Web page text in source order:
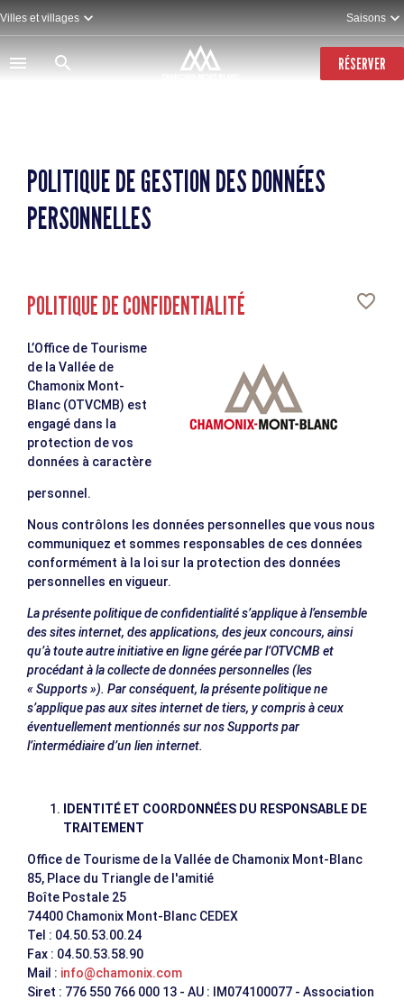
Aller
au
contenu
principal
Villes et villages Saisons
RÉSERVER
POLITIQUE DE GESTION DES DONNÉES
PERSONNELLES
POLITIQUE DE CONFIDENTIALITÉ
L’Office de Tourisme
de la Vallée de
Chamonix Mont-
Blanc (OTVCMB) est
engagé dans la
protection de vos
données à caractère
personnel.
Nous contrôlons les données personnelles que vous nous
communiquez et sommes responsables de ces données
conformément à la loi sur la protection des données
personnelles en vigueur.
La présente politique de confidentialité s’applique à l’ensemble
des sites internet, des applications, des jeux concours, ainsi
qu’à toute autre initiative en ligne gérée par l’OTVCMB et
procédant à la collecte de données personnelles (les
« Supports »). Par conséquent, la présente politique ne
s’applique pas aux sites internet de tiers, y compris à ceux
éventuellement mentionnés sur nos Supports par
l’intermédiaire d’un lien internet.
IDENTITÉ ET COORDONNÉES DU RESPONSABLE DE
TRAITEMENT
Office de Tourisme de la Vallée de Chamonix Mont-Blanc
85, Place du Triangle de l'amitié
Boîte Postale 25
74400 Chamonix Mont-Blanc CEDEX
Tel : 04.50.53.00.24
Fax : 04.50.53.58.90
Mail : info@chamonix.com
Siret : 776 550 766 000 13 - AU : IM074100077 - Association